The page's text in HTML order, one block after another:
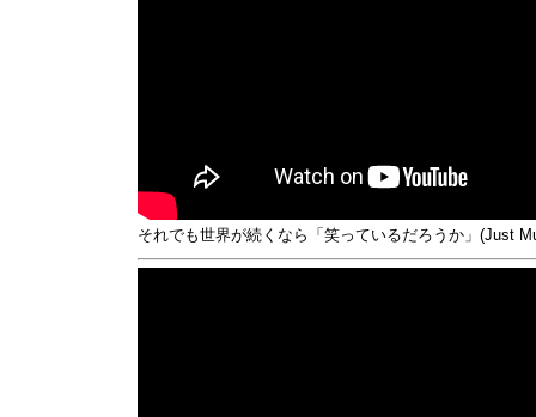
それでも世界が続くなら「笑っているだろうか」(Just